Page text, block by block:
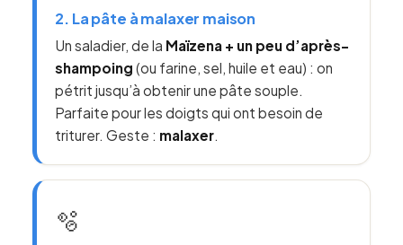
2. La pâte à malaxer maison
Un saladier, de la Maïzena + un peu d’après-
shampoing (ou farine, sel, huile et eau) : on
pétrit jusqu’à obtenir une pâte souple.
Parfaite pour les doigts qui ont besoin de
triturer. Geste : malaxer
🫧